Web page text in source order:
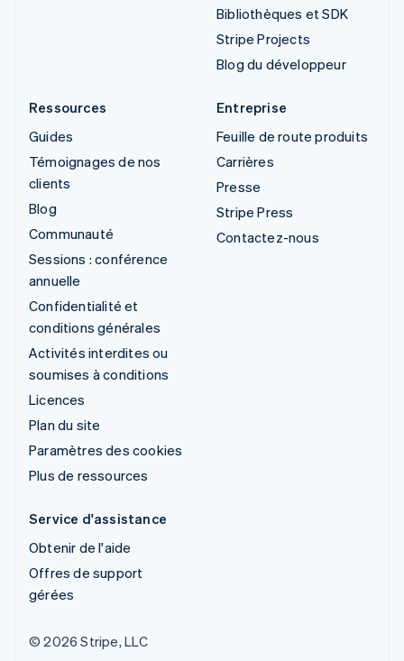
Bibliothèques et SDK
Stripe Projects
Blog du développeur
Ressources
Guides
Témoignages de nos
clients
Blog
Communauté
Sessions : conférence
annuelle
Confidentialité et
conditions générales
Activités interdites ou
soumises à conditions
Licences
Plan du site
Paramètres des cookies
Plus de ressources
Entreprise
Feuille de route produits
Carrières
Presse
Stripe Press
Contactez-nous
Service d'assistance
Obtenir de l'aide
Offres de support
gérées
© 2026 Stripe, LLC